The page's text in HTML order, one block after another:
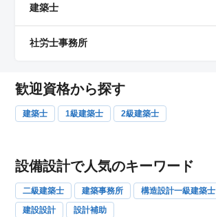
建築士
社労士事務所
歓迎資格から探す
建築士 1級建築士 2級建築士
設備設計で人気のキーワード
二級建築士 建築事務所 構造設計一級建築士
建設設計
設計補助